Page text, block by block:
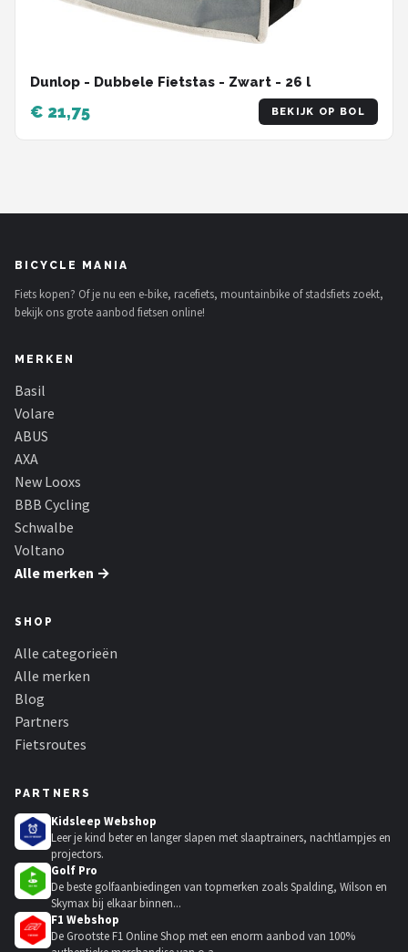
Dunlop - Dubbele Fietstas - Zwart - 26 l
€ 21,75 BEKIJK OP BOL
BICYCLE MANIA
Fiets kopen? Of je nu een e-bike, racefiets, mountainbike of stadsfiets zoekt,
bekijk ons grote aanbod fietsen online!
MERKEN
Basil
Volare
ABUS
AXA
New Looxs
BBB Cycling
Schwalbe
Voltano
Alle merken →
SHOP
Alle categorieën
Alle merken
Blog
Partners
Fietsroutes
PARTNERS
Kidsleep Webshop
Leer je kind beter en langer slapen met slaaptrainers, nachtlampjes en
projectors.
Golf Pro
De beste golfaanbiedingen van topmerken zoals Spalding, Wilson en
Skymax bij elkaar binnen...
F1 Webshop
De Grootste F1 Online Shop met een enorm aanbod van 100%